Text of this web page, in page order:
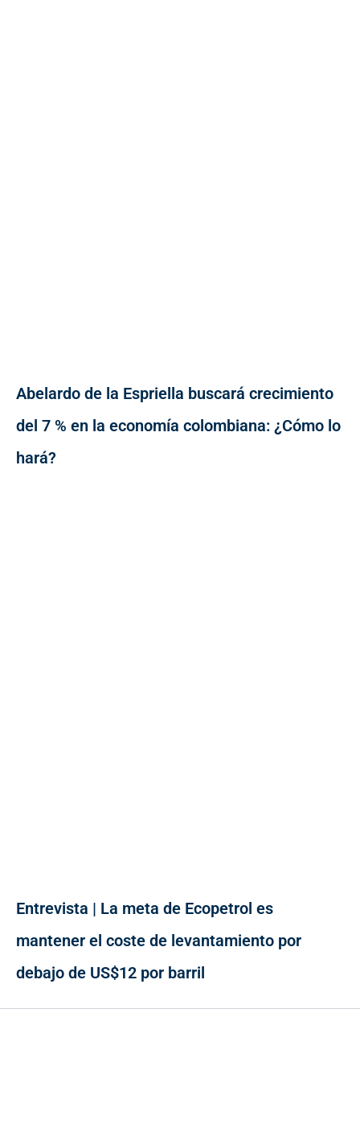
Abelardo de la Espriella buscará crecimiento
del 7 % en la economía colombiana: ¿Cómo lo
hará?
Entrevista | La meta de Ecopetrol es
mantener el coste de levantamiento por
debajo de US$12 por barril